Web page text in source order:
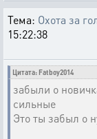
Тема: Охота за
15:22:38
Цитата: Fatboy2014
забыли о
сильные
Это ты забыл о